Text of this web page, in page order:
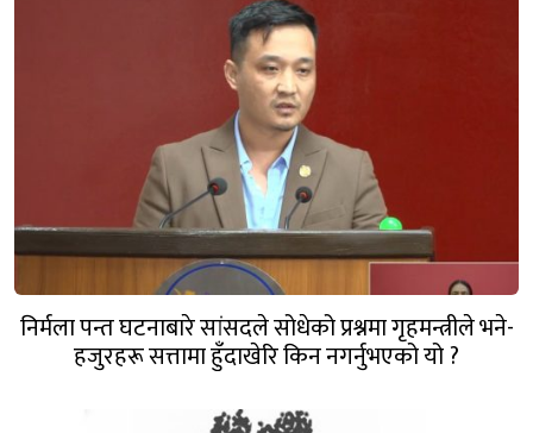
निर्मला पन्त घटनाबारे सांसदले सोधेको प्रश्नमा गृहमन्त्रीले भने-
हजुरहरू सत्तामा हुँदाखेरि किन नगर्नुभएको यो ?